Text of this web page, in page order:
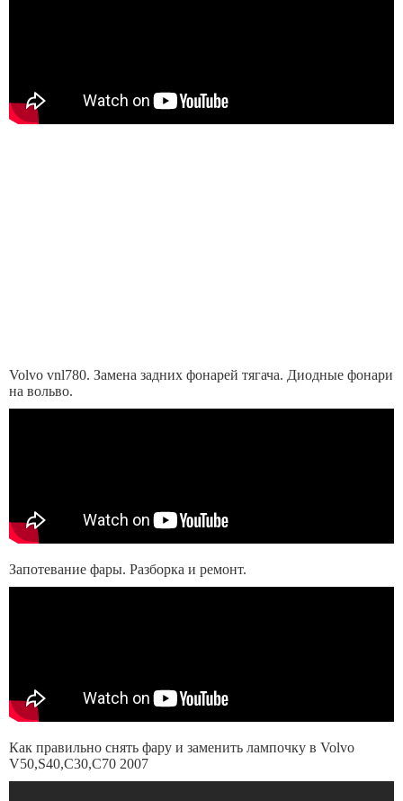
Volvo vnl780. Замена задних фонарей тягача. Диодные фонари
на вольво.
Запотевание фары. Разборка и ремонт.
Как правильно снять фару и заменить лампочку в Volvo
V50,S40,C30,C70 2007